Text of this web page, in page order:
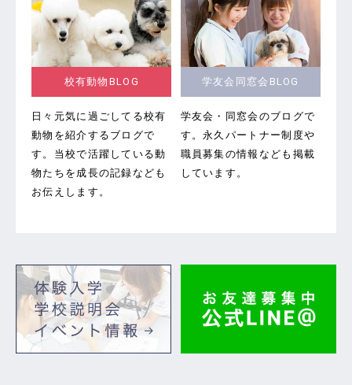
校有動物BLOG
日々元気に過ごしてる校有
動物を紹介するブログで
す。当校で活躍している動
物たちを成長の記録なども
お伝えします。
学友会同窓会BLOG
学友会・同窓会のブログで
す。永久パートナー制度や
職員募集の情報なども掲載
しています。